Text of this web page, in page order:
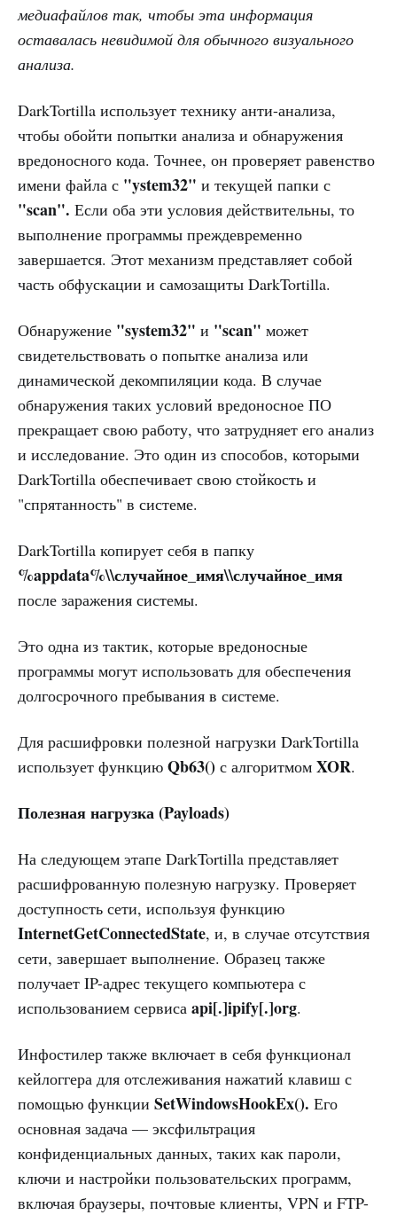
медиафайлов так, чтобы эта информация
оставалась невидимой для обычного визуального
анализа.
DarkTortilla использует технику анти-анализа,
чтобы обойти попытки анализа и обнаружения
вредоносного кода. Точнее, он проверяет равенство
имени файла с "ystem32" и текущей папки с
"scan". Если оба эти условия действительны, то
выполнение программы преждевременно
завершается. Этот механизм представляет собой
часть обфускации и самозащиты DarkTortilla.
Обнаружение "system32" и "scan" может
свидетельствовать о попытке анализа или
динамической декомпиляции кода. В случае
обнаружения таких условий вредоносное ПО
прекращает свою работу, что затрудняет его анализ
и исследование. Это один из способов, которыми
DarkTortilla обеспечивает свою стойкость и
"спрятанность" в системе.
DarkTortilla копирует себя в папку
%appdata%\\случайное_имя\\случайное_имя
после заражения системы.
Это одна из тактик, которые вредоносные
программы могут использовать для обеспечения
долгосрочного пребывания в системе.
Для расшифровки полезной нагрузки DarkTortilla
использует функцию Qb63() с алгоритмом XOR.
Полезная нагрузка(Payloads)
На следующем этапе DarkTortilla представляет
расшифрованную полезную нагрузку. Проверяет
доступность сети, используя функцию
InternetGetConnectedState, и, в случае отсутствия
сети, завершает выполнение. Образец также
получает IP-адрес текущего компьютера с
использованием сервиса api[.]ipify[.]org.
Инфостилер также включает в себя функционал
кейлоггера для отслеживания нажатий клавиш с
помощью функции SetWindowsHookEx(). Его
основная задача — эксфильтрация
конфиденциальных данных, таких как пароли,
ключи и настройки пользовательских программ,
включая браузеры, почтовые клиенты, VPN и FTP-